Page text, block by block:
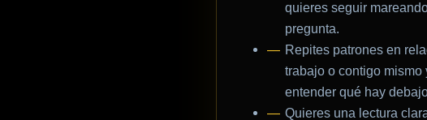
quieres seguir
pregunta.
Repites patrones en
trabajo o contigo mismo
entender qué hay
Quieres una lectura